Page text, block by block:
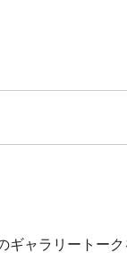
ャラリートーク